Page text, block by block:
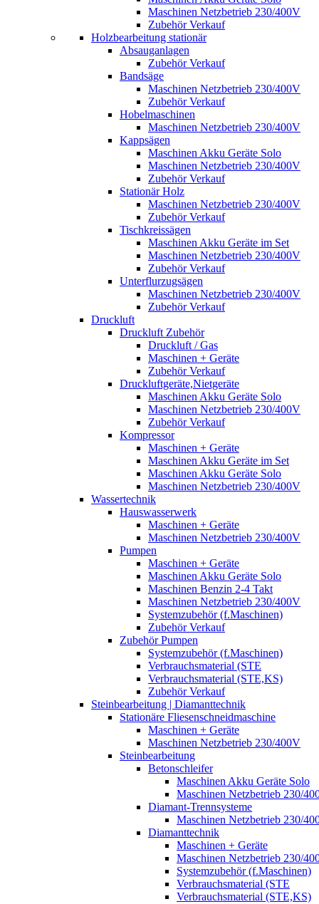
Maschinen Netzbetrieb 230/400V
Zubehör Verkauf
Holzbearbeitung stationär
Absauganlagen
Zubehör Verkauf
Bandsäge
Maschinen Netzbetrieb 230/400V
Zubehör Verkauf
Hobelmaschinen
Maschinen Netzbetrieb 230/400V
Kappsägen
Maschinen Akku Geräte Solo
Maschinen Netzbetrieb 230/400V
Zubehör Verkauf
Stationär Holz
Maschinen Netzbetrieb 230/400V
Zubehör Verkauf
Tischkreissägen
Maschinen Akku Geräte im Set
Maschinen Netzbetrieb 230/400V
Zubehör Verkauf
Unterflurzugsägen
Maschinen Netzbetrieb 230/400V
Zubehör Verkauf
Druckluft
Druckluft Zubehör
Druckluft / Gas
Maschinen + Geräte
Zubehör Verkauf
Druckluftgeräte,Nietgeräte
Maschinen Akku Geräte Solo
Maschinen Netzbetrieb 230/400V
Zubehör Verkauf
Kompressor
Maschinen + Geräte
Maschinen Akku Geräte im Set
Maschinen Akku Geräte Solo
Maschinen Netzbetrieb 230/400V
Wassertechnik
Hauswasserwerk
Maschinen + Geräte
Maschinen Netzbetrieb 230/400V
Pumpen
Maschinen + Geräte
Maschinen Akku Geräte Solo
Maschinen Benzin 2-4 Takt
Maschinen Netzbetrieb 230/400V
Systemzubehör (f.Maschinen)
Zubehör Verkauf
Zubehör Pumpen
Systemzubehör (f.Maschinen)
Verbrauchsmaterial (STE
Verbrauchsmaterial (STE,KS)
Zubehör Verkauf
Steinbearbeitung | Diamanttechnik
Stationäre Fliesenschneidmaschine
Maschinen + Geräte
Maschinen Netzbetrieb 230/400V
Steinbearbeitung
Betonschleifer
Maschinen Akku Geräte Solo
Maschinen Netzbetrieb 230/
Diamant-Trennsysteme
Maschinen Netzbetrieb 230/
Diamanttechnik
Maschinen + Geräte
Maschinen Netzbetrieb 230/
Systemzubehör (f.Maschinen)
Verbrauchsmaterial (STE
Verbrauchsmaterial (STE,KS)